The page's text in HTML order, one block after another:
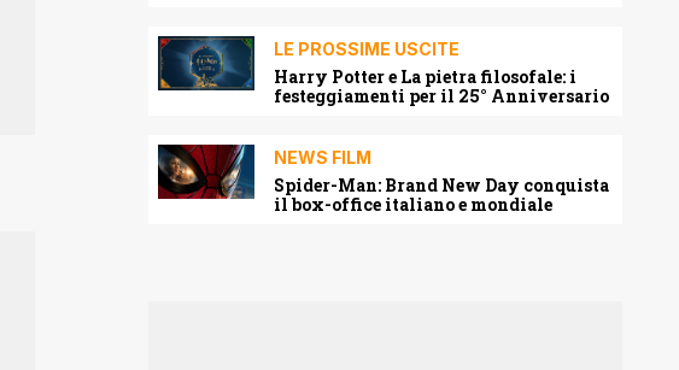
LE PROSSIME USCITE
Harry Potter e La pietra filosofale: i
festeggiamenti per il 25° Anniversario
NEWS FILM
Spider-Man: Brand New Day conquista
il box-office italiano e mondiale